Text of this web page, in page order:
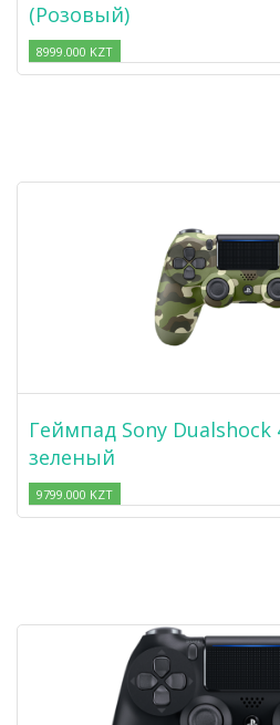
(Розовый)
8999.000 KZT
Геймпад Sony
зеленый
9799.000 KZT